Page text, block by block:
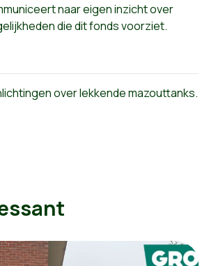
naar eigen inzicht over
die dit fonds voorziet.
over lekkende mazouttanks.